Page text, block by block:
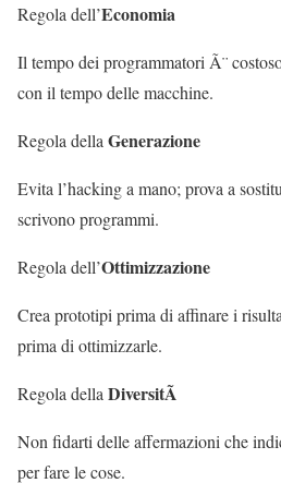
Regola dell’Economia
Il tempo dei programmatori Ã¨
con il tempo delle macchine.
Regola della Generazione
Evita l’hacking a mano; prova a
scrivono programmi.
Regola dell’Ottimizzazione
Crea prototipi prima di affinare i
prima di ottimizzarle.
Regola della DiversitÃ
Non fidarti delle affermazioni che
per fare le cose.